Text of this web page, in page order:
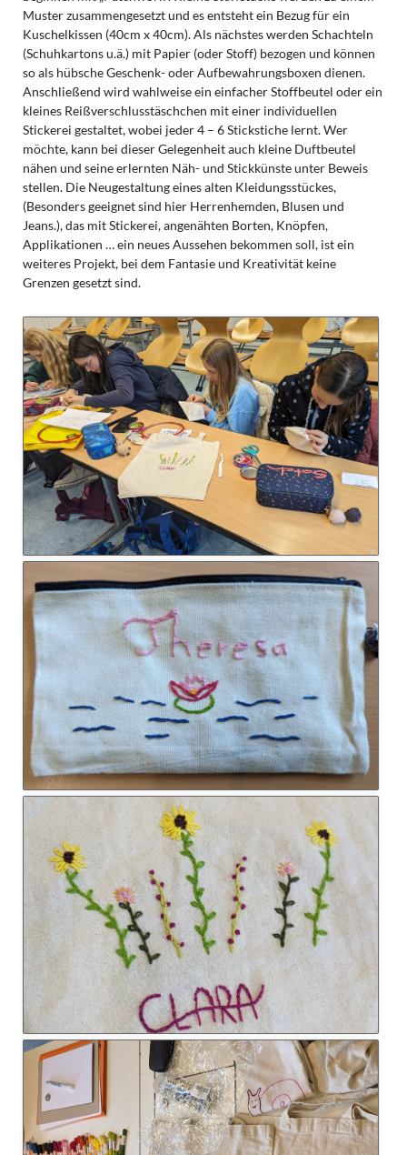
Muster zusammengesetzt und es entsteht ein Bezug für ein
Kuschelkissen (40cm x 40cm). Als nächstes werden Schachteln
(Schuhkartons u.ä.) mit Papier (oder Stoff) bezogen und können
so als hübsche Geschenk- oder Aufbewahrungsboxen dienen.
Anschließend wird wahlweise ein einfacher Stoffbeutel oder ein
kleines Reißverschlusstäschchen mit einer individuellen
Stickerei gestaltet, wobei jeder 4 – 6 Stickstiche lernt. Wer
möchte, kann bei dieser Gelegenheit auch kleine Duftbeutel
nähen und seine erlernten Näh- und Stickkünste unter Beweis
stellen. Die Neugestaltung eines alten Kleidungsstückes,
(Besonders geeignet sind hier Herrenhemden, Blusen und
Jeans.), das mit Stickerei, angenähten Borten, Knöpfen,
Applikationen … ein neues Aussehen bekommen soll, ist ein
weiteres Projekt, bei dem Fantasie und Kreativität keine
Grenzen gesetzt sind.